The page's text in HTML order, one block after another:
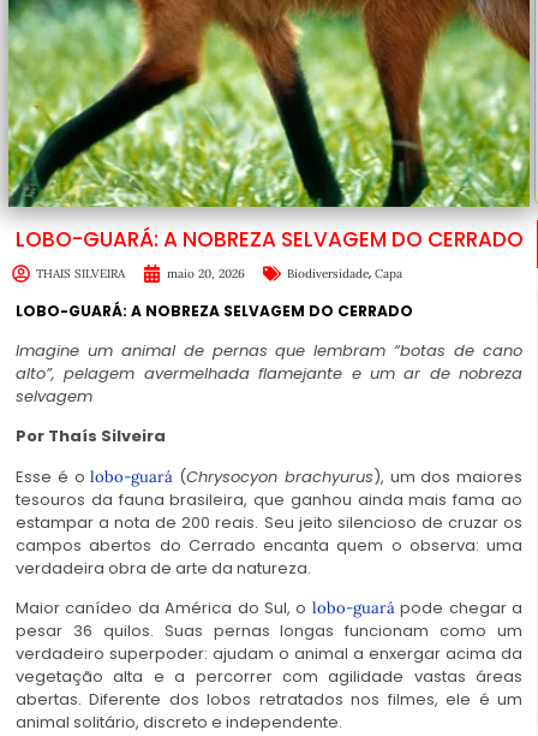
LOBO-GUARÁ: A NOBREZA SELVAGEM DO CERRADO
THAIS SILVEIRA maio 20, 2026 Biodiversidade, Capa
LOBO-GUARÁ: A NOBREZA SELVAGEM DO CERRADO
Imagine um animal de pernas que lembram “botas de cano
alto”, pelagem avermelhada flamejante e um ar de nobreza
selvagem
Por Thaís Silveira
Esse é o lobo-guará (Chrysocyon brachyurus), um dos maiores
tesouros da fauna brasileira, que ganhou ainda mais fama ao
estampar a nota de 200 reais. Seu jeito silencioso de cruzar os
campos abertos do Cerrado encanta quem o observa: uma
verdadeira obra de arte da natureza.
Maior canídeo da América do Sul, o lobo-guarápode chegar a
pesar 36 quilos. Suas pernas longas funcionam como um
verdadeiro superpoder: ajudam o animal a enxergar acima da
vegetação alta e a percorrer com agilidade vastas áreas
abertas. Diferente dos lobos retratados nos filmes, ele é um
animal solitário, discreto e independente.